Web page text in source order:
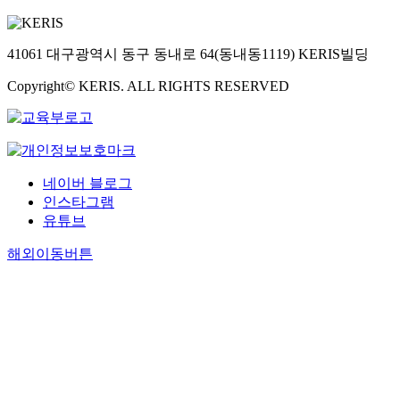
41061 대구광역시 동구 동내로 64(동내동1119) KERIS빌딩
Copyright© KERIS. ALL RIGHTS RESERVED
네이버 블로그
인스타그램
유튜브
해외이동버튼